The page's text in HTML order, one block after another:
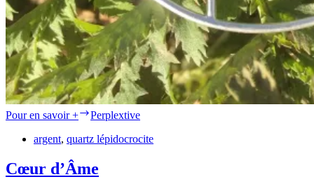
Pour en savoir +
Perplextive
argent, quartz lépidocrocite
Cœur d’Âme